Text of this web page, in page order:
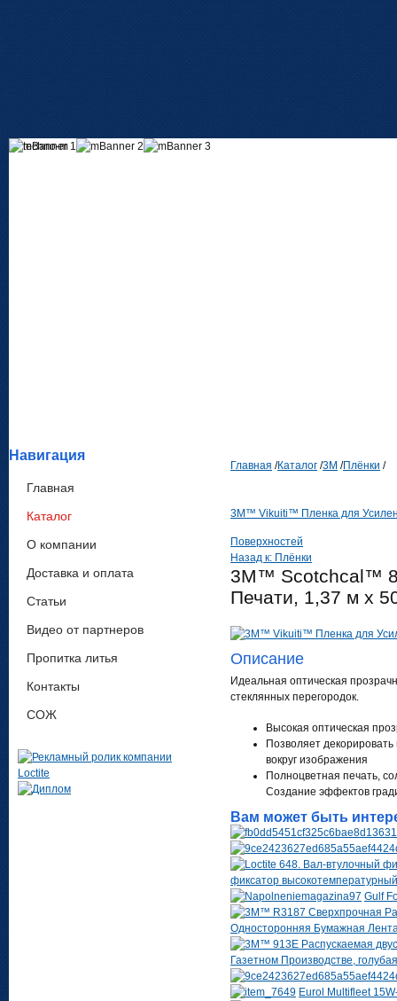
Навигация
Главная
Каталог
О компании
Доставка и оплата
Статьи
Видео от партнеров
Пропитка литья
Контакты
СОЖ
Главная /Каталог /3М /Плёнки /
3M™ Vikuiti™ Пленка для
Поверхностей
Назад к: Плёнки
3M™ Scotchcal™
Печати, 1,37 м х
Описание
Идеальная оптическая
стеклянных перегородок.
Высокая оптическая
Позволяет
вокруг изображения
Полноцветная печать,
Создание эффектов
Вам может быть
фиксатор
Gulf
Односторонняя Бумажная
Газетном Производстве,
Eurol Multifleet